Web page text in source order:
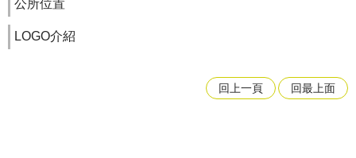
公所位置
LOGO介紹
回上一頁 回最上面